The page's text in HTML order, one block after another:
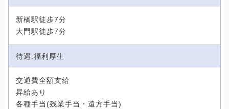
新橋駅徒歩7分
大門駅徒歩7分
待遇.福利厚生
交通費全額支給
昇給あり
各種手当(残業手当・遠方手当)